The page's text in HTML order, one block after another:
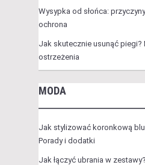
Wysypka od słońca:
ochrona
Jak skutecznie usunąć piegi?
ostrzeżenia
MODA
Jak stylizować koronkową
Porady i dodatki
Jak łączyć ubrania w